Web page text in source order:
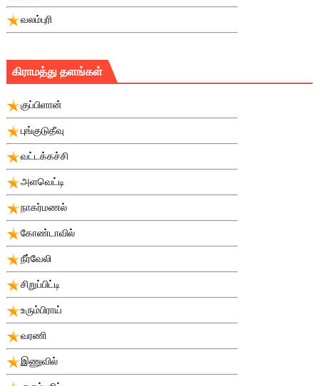
வலம்புரி
கிராமத்து தளங்கள்
குப்பிளான்
புங்குடுதீவு
வட்டக்கச்சி
அளவெட்டி
நாகர்மணல்
கோண்டாவில்
நீர்வேலி
சிறுப்பிட்டி
உரும்பிராய்
வரணி
இணுவில்